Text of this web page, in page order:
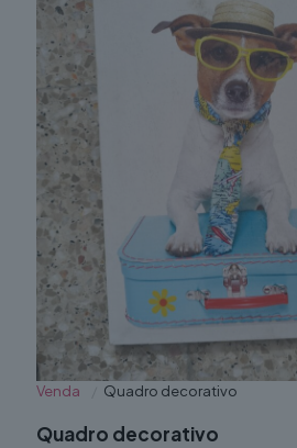
Venda Quadro decorativo
Quadro decorativo